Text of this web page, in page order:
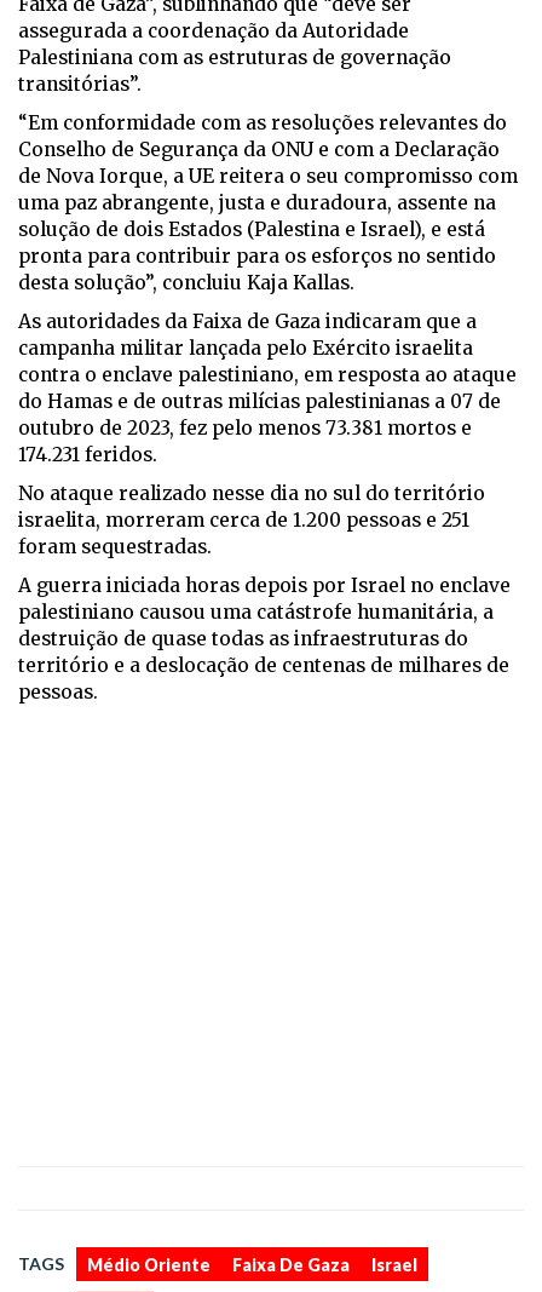
assegurada a coordenação da Autoridade
Palestiniana com as estruturas de governação
transitórias”.
“Em conformidade com as resoluções relevantes do
Conselho de Segurança da ONU e com a Declaração
de Nova Iorque, a UE reitera o seu compromisso com
uma paz abrangente, justa e duradoura, assente na
solução de dois Estados (Palestina e Israel), e está
pronta para contribuir para os esforços no sentido
desta solução”, concluiu Kaja Kallas.
As autoridades da Faixa de Gaza indicaram que a
campanha militar lançada pelo Exército israelita
contra o enclave palestiniano, em resposta ao ataque
do Hamas e de outras milícias palestinianas a 07 de
outubro de 2023, fez pelo menos 73.381 mortos e
174.231 feridos.
No ataque realizado nesse dia no sul do território
israelita, morreram cerca de 1.200 pessoas e 251
foram sequestradas.
A guerra iniciada horas depois por Israel no enclave
palestiniano causou uma catástrofe humanitária, a
destruição de quase todas as infraestruturas do
território e a deslocação de centenas de milhares de
pessoas.
TAGS Médio Oriente Faixa De Gaza Israel